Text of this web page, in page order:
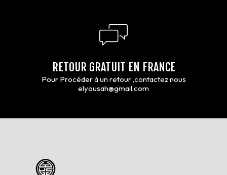
RETOUR GRATUIT EN FRANCE
Pour Procéder à un retour ,contactez nous
elyousah@gmail.com